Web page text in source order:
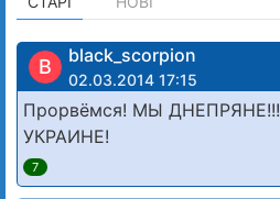
B black_scorpion
02.03.2014 17:15
Прорвёмся! МЫ
УКРАИНЕ!
7